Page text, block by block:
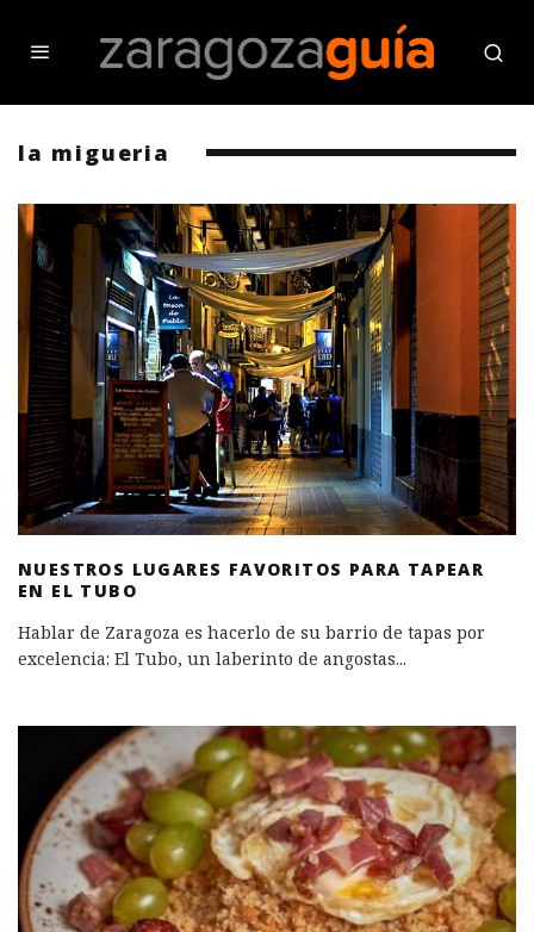
la migueria
NUESTROS LUGARES FAVORITOS PARA TAPEAR
EN EL TUBO
Hablar de Zaragoza es hacerlo de su barrio de tapas por
excelencia: El Tubo, un laberinto de angostas...